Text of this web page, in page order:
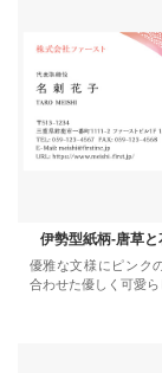
伊勢型紙柄-唐草
優雅な文様にピンク
合わせた優しく可愛